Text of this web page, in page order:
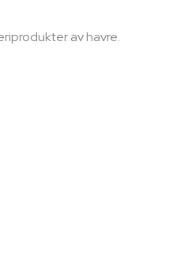
av havre.